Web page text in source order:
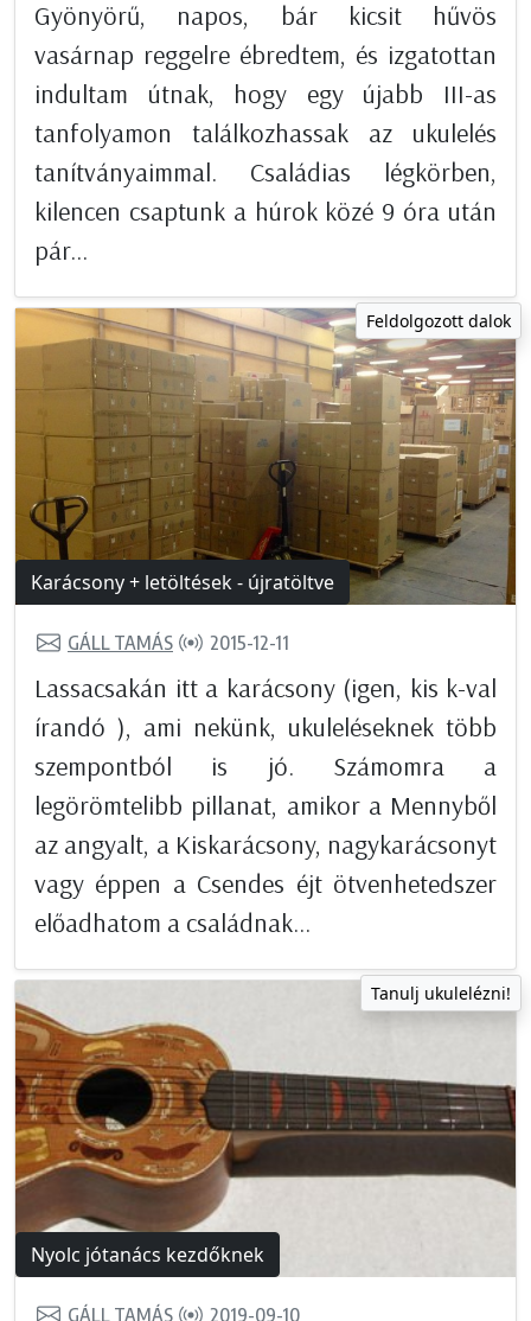
Gyönyörű, napos, bár kicsit hűvös
vasárnap reggelre ébredtem, és izgatottan
indultam útnak, hogy egy újabb III-as
tanfolyamon találkozhassak az ukulelés
tanítványaimmal. Családias légkörben,
kilencen csaptunk a húrok közé 9 óra után
pár...
Feldolgozott dalok
Karácsony + letöltések - újratöltve
GÁLL TAMÁS 2015-12-11
Lassacsakán itt a karácsony (igen, kis k-val
írandó ), ami nekünk, ukuleléseknek több
szempontból is jó. Számomra a
legörömtelibb pillanat, amikor a Mennyből
az angyalt, a Kiskarácsony, nagykarácsonyt
vagy éppen a Csendes éjt ötvenhetedszer
előadhatom a családnak...
Tanulj ukulelézni!
Nyolc jótanács kezdőknek
GÁLL TAMÁS 2019-09-10